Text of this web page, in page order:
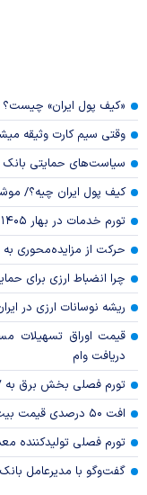
«کیف پول ایران» چیست؟
وقتی سیم کارت وثیقه
سیاست‌های حمایتی بانک
کیف پول ایران چیه؟/
تورم خدمات در بهار ۱۴۰۵ چقدر شد؟
حرکت از مزایده‌محوری به
چرا انضباط ارزی برای
ریشه نوسانات ارزی در
قیمت اوراق تسهیلات
دریافت وام
تورم فصلی بخش برق به ۶۵.۷ درصد رسید
افت ۵۰ درصدی قیمت بیت‌کوین؛ فرصت خرید یا آغاز دوره نزولی؟
تورم فصلی تولیدکننده
گفت‌وگو با مدیرعامل